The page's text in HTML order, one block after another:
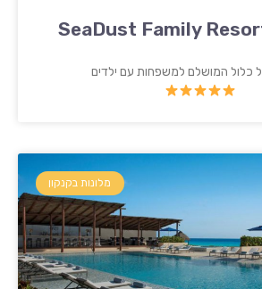
SeaDust Family
כלול המושלם למשפחות עם ילדים
מלונות בקנקון